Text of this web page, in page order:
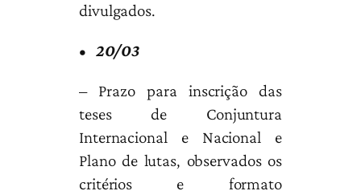
divulgados.
• 20/03
– Prazo para inscrição das
teses de Conjuntura
Internacional e Nacional e
Plano de lutas, observados os
critérios e formato